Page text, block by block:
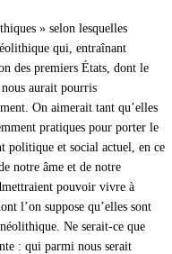
» selon lesquelles
qui, entraînant
des premiers États, dont le
aurait pourris
On aimerait tant qu’elles
pratiques pour porter le
politique et social actuel, en ce
notre âme et de notre
pouvoir vivre à
l’on suppose qu’elles sont
Ne serait-ce que
: qui parmi nous serait